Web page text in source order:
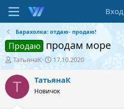
Вход
Барахолка: отдаю- продаю!
Продаю продам море
А
в
т
т
ТатьянаК
Д
а
т
н
17.10.2020
Т ТатьянаК
Новичок